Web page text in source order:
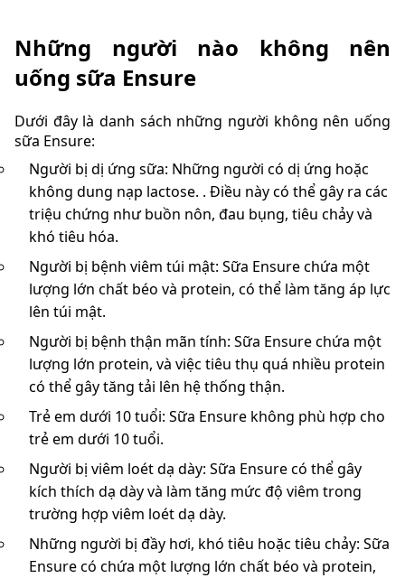
Những người nào không nên
uống sữa Ensure
Dưới đây là danh sách những người không nên uống
sữa Ensure:
Người bị dị ứng sữa: Những người có dị ứng hoặc
không dung nạp lactose. . Điều này có thể gây ra các
triệu chứng như buồn nôn, đau bụng, tiêu chảy và
khó tiêu hóa.
Người bị bệnh viêm túi mật: Sữa Ensure chứa một
lượng lớn chất béo và protein, có thể làm tăng áp lực
lên túi mật.
Người bị bệnh thận mãn tính: Sữa Ensure chứa một
lượng lớn protein, và việc tiêu thụ quá nhiều protein
có thể gây tăng tải lên hệ thống thận.
Trẻ em dưới 10 tuổi: Sữa Ensure không phù hợp cho
trẻ em dưới 10 tuổi.
Người bị viêm loét dạ dày: Sữa Ensure có thể gây
kích thích dạ dày và làm tăng mức độ viêm trong
trường hợp viêm loét dạ dày.
Những người bị đầy hơi, khó tiêu hoặc tiêu chảy: Sữa
Ensure có chứa một lượng lớn chất béo và protein,